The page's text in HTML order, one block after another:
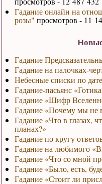
Гадание онлайн на
розы" просмотров - 11
Гадание
Гадание на палочках-
Небесные списки по
Гадание-пасьянс
Гадание «Шифр
Гадание «Почему мы не
Гадание «Что в глазах,
планах?»
Гадание по кругу
Гадание на любимого
Гадание «Что со мной
Гадание «Было, есть,
Гадание «Стоит ли